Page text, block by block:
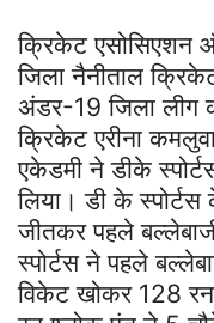
क्रिकेट एसोसिएशन
जिला नैनीताल
अंडर-19 जिला लीग
क्रिकेट एरीना
एकेडमी ने डीके
लिया। डी के
जीतकर पहले
स्पोर्टस ने पहले
विकेट खोकर 128